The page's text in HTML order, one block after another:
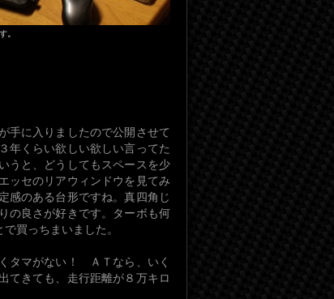
。
手に入りましたので公開させて
年くらい欲しい欲しい言ってた
うと、どうしてもスペースを少
ッセのリアウィンドウを見てみ
感のある台形ですね。真四角じ
の良さが好きです。ターボも何
買っちまいました。
タマがない！ ＡＴなら、いく
てきても、走行距離が８万キロ